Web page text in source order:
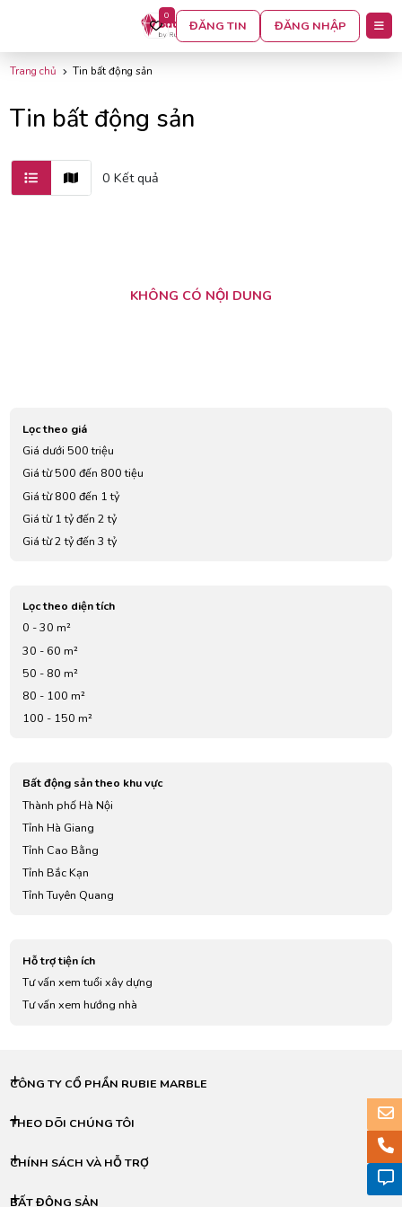
0
ĐĂNG TIN ĐĂNG NHẬP
Trang chủ Tin bất động sản
Tin bất động sản
0 Kết quả
KHÔNG CÓ NỘI DUNG
Lọc theo giá
Giá dưới 500 triệu
Giá từ 500 đến 800 tiệu
Giá từ 800 đến 1 tỷ
Giá từ 1 tỷ đến 2 tỷ
Giá từ 2 tỷ đến 3 tỷ
Lọc theo diện tích
0 - 30 m²
30 - 60 m²
50 - 80 m²
80 - 100 m²
100 - 150 m²
Bất động sản theo khu vực
Thành phố Hà Nội
Tỉnh Hà Giang
Tỉnh Cao Bằng
Tỉnh Bắc Kạn
Tỉnh Tuyên Quang
Tỉnh Lai Châu
Tỉnh Sơn La
Tỉnh Yên Bái
Tỉnh Lạng Sơn
Tỉnh Bắc Giang
Tỉnh Vĩnh Phúc
Hỗ trợ tiện ích
Tư vấn xem tuổi xây dựng
Tư vấn xem hướng nhà
CÔNG TY CỔ PHẦN RUBIE MARBLE
THEO DÕI CHÚNG TÔI
CHÍNH SÁCH VÀ HỖ TRỢ
BẤT ĐỘNG SẢN